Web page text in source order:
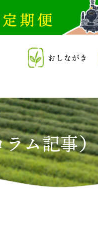
おしながき
ム記事）